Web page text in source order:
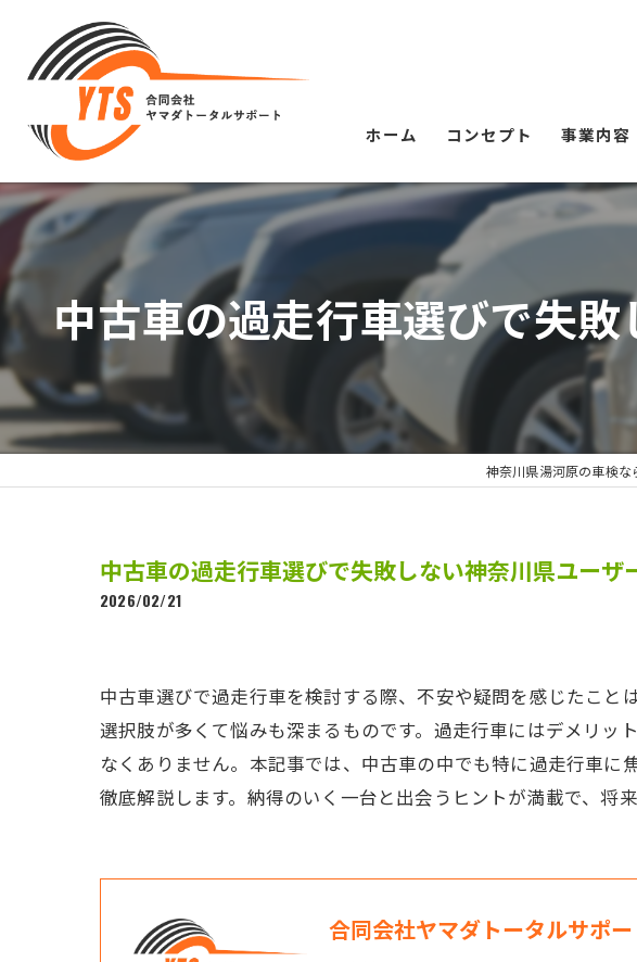
ホーム コンセプト 事業内容
中古車の過走行車選びで失
神奈川県湯河原の車検な
中古車の過走行車選びで失敗しない神奈川県ユーザ
2026/02/21
中古車選びで過走行車を検討する際、不安や疑問を感じたこと
選択肢が多くて悩みも深まるものです。過走行車にはデメリ
なくありません。本記事では、中古車の中でも特に過走行車
徹底解説します。納得のいく一台と出会うヒントが満載で、将
合同会社ヤマダトータルサポー